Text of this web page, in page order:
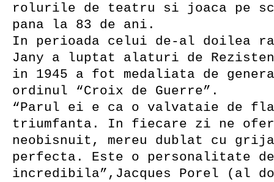
rolurile de teatru si joaca pe
pana la 83 de ani.
In perioada celui de-al doilea
Jany a luptat alaturi de
in 1945 a fot medaliata de
ordinul “Croix de Guerre”.
“Parul ei e ca o valvataie de
triumfanta. In fiecare zi ne
neobisnuit, mereu dublat cu
perfecta. Este o personalitate
incredibila”,Jacques Porel (al